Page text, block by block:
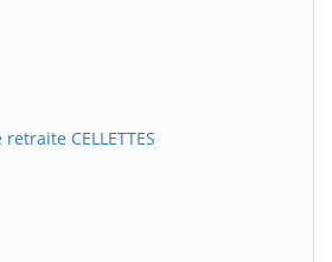
CELLETTES